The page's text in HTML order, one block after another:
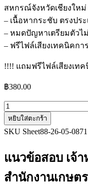
สหกรณ์จังหวัดเชียงใหม่
– เนื้อหากระชับ ตรงประ
– หมดปัญหาเตรียมตัวไ
– ฟรีไฟล์เสียงเทคนิคก
!!!! แถมฟรีไฟล์เสียงเ
฿380.00
จำนวน
แนว
ข้อสอบ
หน้าที่
บริหาร
งาน
หยิบใส่ตะกร้า
SKU Sheet88-26-05-0871
แนวข้อสอบ เจ้
สำนักงานเกษ